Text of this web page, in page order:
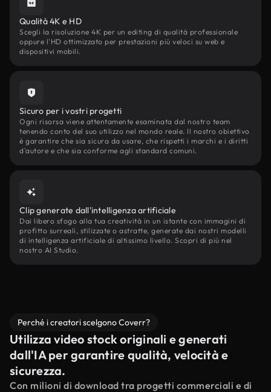
Qualità 4K e HD
Scegli la risoluzione 4K per un editing di qualità professionale
oppure l'HD ottimizzato per prestazioni più veloci su web e
dispositivi mobili.
Sicuro per i vostri progetti
Ogni risorsa viene attentamente esaminata dal nostro team
tenendo conto del suo utilizzo nel mondo reale. Il nostro obiettivo
è garantire che sia sicura da usare, che rispetti i marchi e i diritti
d'autore e che sia conforme agli standard comuni.
Clip generate dall'intelligenza artificiale
Dai libero sfogo alla tua creatività in un istante con immagini di
profitto surreali, stilizzate o astratte, generate dai nostri modelli
di intelligenza artificiale di altissimo livello. Scopri di più nel
nostro AI Studio.
Perché i creatori scelgono Coverr?
Utilizza video stock originali e generati
dall'IA per garantire qualità, velocità e
sicurezza.
Con milioni di download tra progetti commerciali e di